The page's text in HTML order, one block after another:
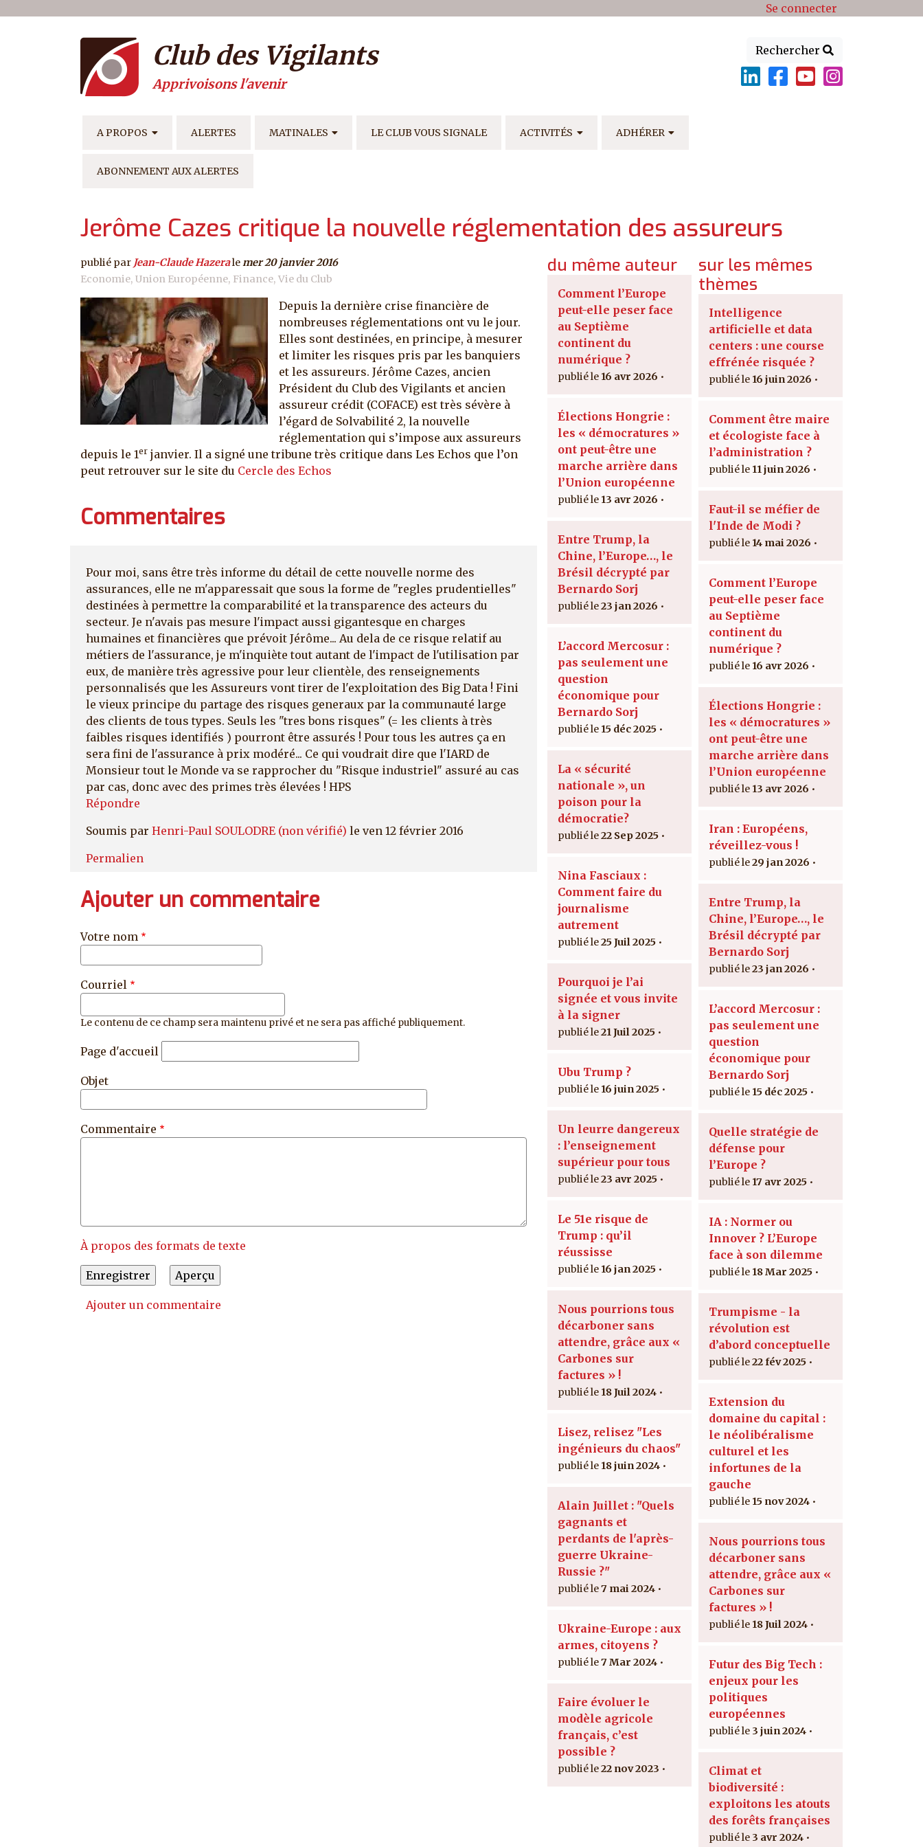
Menu du compte de l'utilisateur Se connecter
Rechercher
Club des Vigilants
Apprivoisons l'avenir
NAVIGATION PRINCIPALE
A PROPOS ALERTES MATINALES LE CLUB VOUS SIGNALE ACTIVITÉS ADHÉRER
ABONNEMENT AUX ALERTES
Jerôme Cazes critique la nouvelle réglementation des assureurs
publié par Jean-Claude Hazerale mer 20 janvier 2016
Economie Union Européenne Finance Vie du Club
Depuis la dernière crise financière de
nombreuses réglementations ont vu le jour.
Elles sont destinées, en principe, à mesurer
et limiter les risques pris par les banquiers
et les assureurs. Jérôme Cazes, ancien
Président du Club des Vigilants et ancien
assureur crédit (COFACE) est très sévère à
l’égard de Solvabilité 2, la nouvelle
réglementation qui s’impose aux assureurs
depuis le 1er janvier. Il a signé une tribune très critique dans Les Echos que l’on
peut retrouver sur le site du Cercle des Echos
Commentaires
Pour moi, sans être très informe du détail de cette nouvelle norme des
assurances, elle ne m'apparessait que sous la forme de "regles prudentielles"
destinées à permettre la comparabilité et la transparence des acteurs du
secteur. Je n'avais pas mesure l'impact aussi gigantesque en charges
humaines et financières que prévoit Jérôme... Au dela de ce risque relatif au
métiers de l'assurance, je m'inquiète tout autant de l'impact de l'utilisation par
eux, de manière très agressive pour leur clientèle, des renseignements
personnalisés que les Assureurs vont tirer de l'exploitation des Big Data ! Fini
le vieux principe du partage des risques generaux par la communauté large
des clients de tous types. Seuls les "tres bons risques" (= les clients à très
faibles risques identifiés ) pourront être assurés ! Pour tous les autres ça en
sera fini de l'assurance à prix modéré... Ce qui voudrait dire que l'IARD de
Monsieur tout le Monde va se rapprocher du "Risque industriel" assuré au cas
par cas, donc avec des primes très élevées ! HPS
Répondre
Soumis par Henri-Paul SOULODRE (non vérifié) le ven 12 février 2016
Permalien
Ajouter un commentaire
Votre nom
Courriel
Le contenu de ce champ sera maintenu privé et ne sera pas affiché publiquement.
Page d'accueil
Objet
Commentaire
À propos des formats de texte
Ajouter un commentaire
du même auteur
Comment l’Europe
peut-elle peser face
au Septième
continent du
numérique ?
16 avr 2026
Élections Hongrie :
les « démocratures »
ont peut-être une
marche arrière dans
l’Union européenne
13 avr 2026
Entre Trump, la
Chine, l’Europe…, le
Brésil décrypté par
Bernardo Sorj
23 jan 2026
L’accord Mercosur :
pas seulement une
question
économique pour
Bernardo Sorj
15 déc 2025
La « sécurité
nationale », un
poison pour la
démocratie?
22 Sep 2025
Nina Fasciaux :
Comment faire du
journalisme
autrement
25 Juil 2025
Pourquoi je l’ai
signée et vous invite
à la signer
21 Juil 2025
Ubu Trump ?
16 juin 2025
Un leurre dangereux
: l’enseignement
supérieur pour tous
23 avr 2025
Le 51e risque de
Trump : qu’il
réussisse
16 jan 2025
Nous pourrions tous
décarboner sans
attendre, grâce aux «
Carbones sur
factures » !
18 Juil 2024
Lisez, relisez "Les
ingénieurs du chaos"
18 juin 2024
Alain Juillet : "Quels
gagnants et
perdants de l'après-
guerre Ukraine-
Russie ?"
7 mai 2024
Ukraine-Europe : aux
armes, citoyens ?
7 Mar 2024
Faire évoluer le
modèle agricole
français, c’est
possible ?
22 nov 2023
sur les mêmes
thèmes
Intelligence
artificielle et data
centers : une course
effrénée risquée ?
16 juin 2026
Comment être maire
et écologiste face à
l’administration ?
11 juin 2026
Faut-il se méfier de
l'Inde de Modi ?
14 mai 2026
Comment l’Europe
peut-elle peser face
au Septième
continent du
numérique ?
16 avr 2026
Élections Hongrie :
les « démocratures »
ont peut-être une
marche arrière dans
l’Union européenne
13 avr 2026
Iran : Européens,
réveillez-vous !
29 jan 2026
Entre Trump, la
Chine, l’Europe…, le
Brésil décrypté par
Bernardo Sorj
23 jan 2026
L’accord Mercosur :
pas seulement une
question
économique pour
Bernardo Sorj
15 déc 2025
Quelle stratégie de
défense pour
l’Europe ?
17 avr 2025
IA : Normer ou
Innover ? L’Europe
face à son dilemme
18 Mar 2025
Trumpisme - la
révolution est
d’abord conceptuelle
22 fév 2025
Extension du
domaine du capital :
le néolibéralisme
culturel et les
infortunes de la
gauche
15 nov 2024
Nous pourrions tous
décarboner sans
attendre, grâce aux «
Carbones sur
factures » !
18 Juil 2024
Futur des Big Tech :
enjeux pour les
politiques
européennes
3 juin 2024
Climat et
biodiversité :
exploitons les atouts
des forêts françaises
3 avr 2024